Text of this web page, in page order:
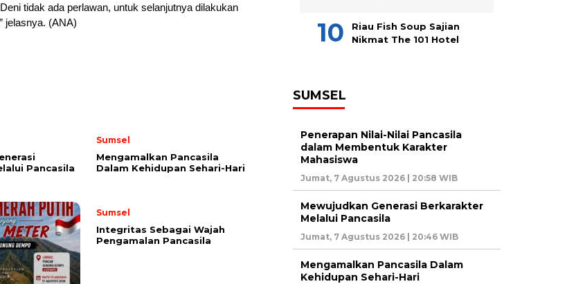
tidak ada perlawan, untuk selanjutnya dilakukan
jelasnya. (ANA)
Pancasila
Sumsel
Mengamalkan Pancasila
Dalam Kehidupan Sehari-Hari
Sumsel
Integritas Sebagai Wajah
Pengamalan Pancasila
Riau Fish Soup Sajian
Nikmat The 101 Hotel
SUMSEL
Penerapan Nilai-Nilai Pancasila
dalam Membentuk Karakter
Mahasiswa
Jumat, 7 Agustus 2026 | 20:58 WIB
Mewujudkan Generasi Berkarakter
Melalui Pancasila
Jumat, 7 Agustus 2026 | 20:46 WIB
Mengamalkan Pancasila Dalam
Kehidupan Sehari-Hari